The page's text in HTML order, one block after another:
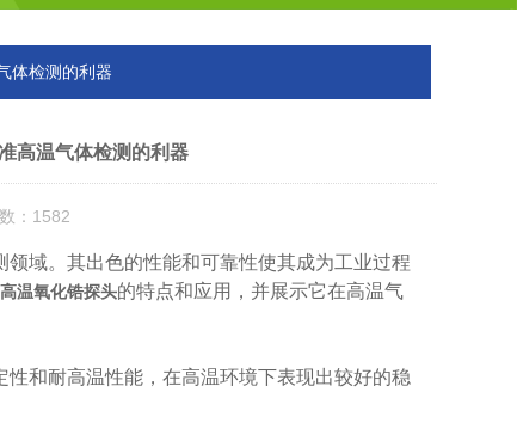
体检测的利器
高温气体检测的利器
：1582
域。其出色的性能和可靠性使其成为工业过程
温氧化锆探头的特点和应用，并展示它在高温气
和耐高温性能，在高温环境下表现出较好的稳